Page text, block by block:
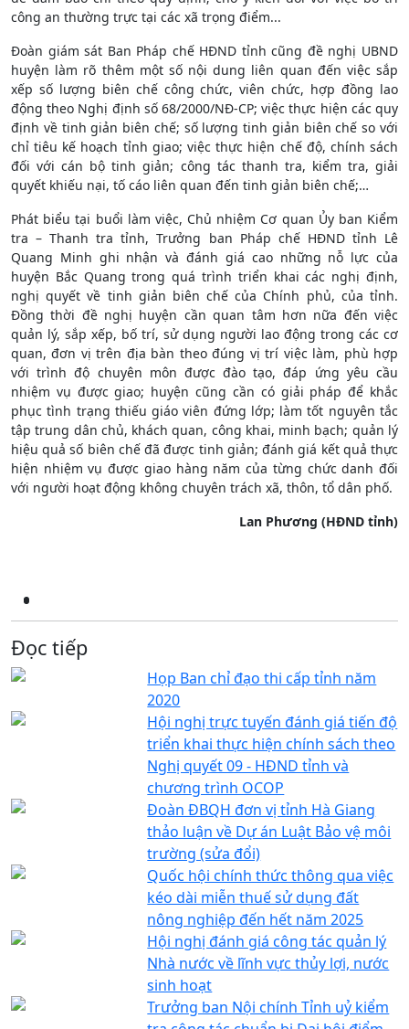
công an thường trực tại các xã trọng điểm...
Đoàn giám sát Ban Pháp chế HĐND tỉnh cũng đề nghị UBND
huyện làm rõ thêm một số nội dung liên quan đến việc sắp
xếp số lượng biên chế công chức, viên chức, hợp đồng lao
động theo Nghị định số 68/2000/NĐ-CP; việc thực hiện các quy
định về tinh giản biên chế; số lượng tinh giản biên chế so với
chỉ tiêu kế hoạch tỉnh giao; việc thực hiện chế độ, chính sách
đối với cán bộ tinh giản; công tác thanh tra, kiểm tra, giải
quyết khiếu nại, tố cáo liên quan đến tinh giản biên chế;…
Phát biểu tại buổi làm việc, Chủ nhiệm Cơ quan Ủy ban Kiểm
tra – Thanh tra tỉnh, Trưởng ban Pháp chế HĐND tỉnh Lê
Quang Minh ghi nhận và đánh giá cao những nỗ lực của
huyện Bắc Quang trong quá trình triển khai các nghị định,
nghị quyết về tinh giản biên chế của Chính phủ, của tỉnh.
Đồng thời đề nghị huyện cần quan tâm hơn nữa đến việc
quản lý, sắp xếp, bố trí, sử dụng người lao động trong các cơ
quan, đơn vị trên địa bàn theo đúng vị trí việc làm, phù hợp
với trình độ chuyên môn được đào tạo, đáp ứng yêu cầu
nhiệm vụ được giao; huyện cũng cần có giải pháp để khắc
phục tình trạng thiếu giáo viên đứng lớp; làm tốt nguyên tắc
tập trung dân chủ, khách quan, công khai, minh bạch; quản lý
hiệu quả số biên chế đã được tinh giản; đánh giá kết quả thực
hiện nhiệm vụ được giao hàng năm của từng chức danh đối
với người hoạt động không chuyên trách xã, thôn, tổ dân phố.
Lan Phương (HĐND tỉnh)
Đọc tiếp
Họp Ban chỉ đạo thi cấp tỉnh năm
2020
Hội nghị trực tuyến đánh giá tiến độ
triển khai thực hiện chính sách theo
Nghị quyết 09 - HĐND tỉnh và
chương trình OCOP
Đoàn ĐBQH đơn vị tỉnh Hà Giang
thảo luận về Dự án Luật Bảo vệ môi
trường (sửa đổi)
Quốc hội chính thức thông qua việc
kéo dài miễn thuế sử dụng đất
nông nghiệp đến hết năm 2025
Hội nghị đánh giá công tác quản lý
Nhà nước về lĩnh vực thủy lợi, nước
sinh hoạt
Trưởng ban Nội chính Tỉnh uỷ kiểm